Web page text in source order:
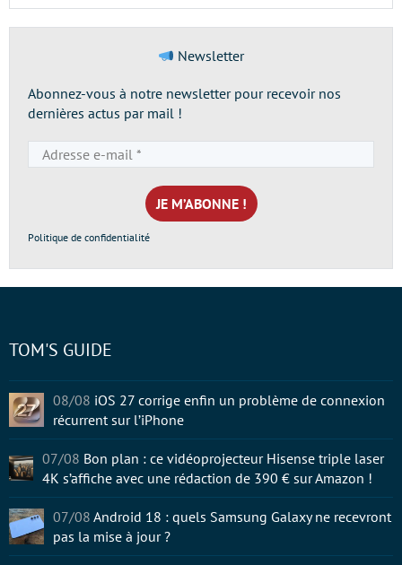
Newsletter
Abonnez-vous à notre newsletter pour recevoir nos
dernières actus par mail !
e-
mail
*
Politique de confidentialité
TOM'S GUIDE
08/08 iOS 27 corrige enfin un problème de connexion
récurrent sur l’iPhone
07/08 Bon plan : ce vidéoprojecteur Hisense triple laser
4K s’affiche avec une rédaction de 390 € sur Amazon !
07/08 Android 18 : quels Samsung Galaxy ne recevront
pas la mise à jour ?